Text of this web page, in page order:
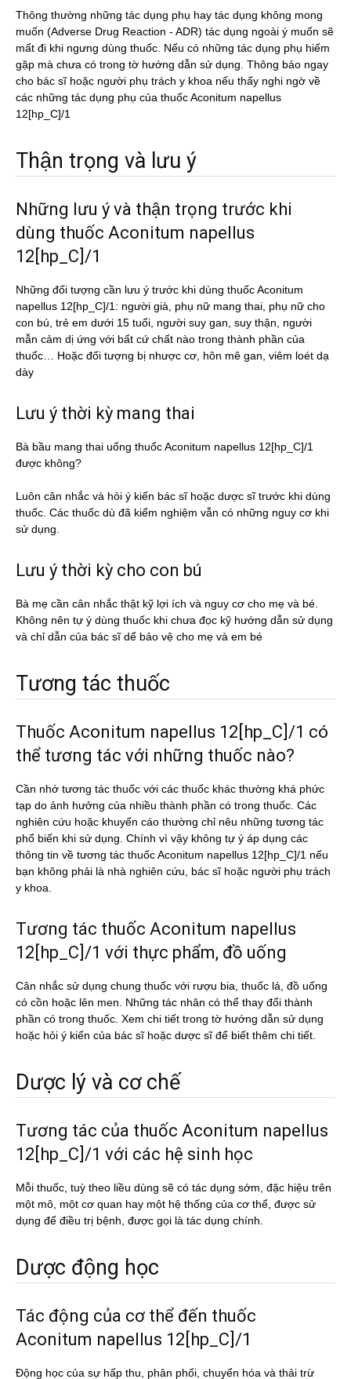
Thông thường những tác dụng phụ hay tác dụng không mong
muốn (Adverse Drug Reaction - ADR) tác dụng ngoài ý muốn sẽ
mất đi khi ngưng dùng thuốc. Nếu có những tác dụng phụ hiếm
gặp mà chưa có trong tờ hướng dẫn sử dụng. Thông báo ngay
cho bác sĩ hoặc người phụ trách y khoa nếu thấy nghi ngờ về
các những tác dụng phụ của thuốc Aconitum napellus
12[hp_C]/1
Thận trọng và lưu ý
Những lưu ý và thận trọng trước khi
dùng thuốc Aconitum napellus
12[hp_C]/1
Những đối tượng cần lưu ý trước khi dùng thuốc Aconitum
napellus 12[hp_C]/1: người già, phụ nữ mang thai, phụ nữ cho
con bú, trẻ em dưới 15 tuổi, người suy gan, suy thận, người
mẫn cảm dị ứng với bất cứ chất nào trong thành phần của
thuốc… Hoặc đối tượng bị nhược cơ, hôn mê gan, viêm loét dạ
dày
Lưu ý thời kỳ mang thai
Bà bầu mang thai uống thuốc Aconitum napellus 12[hp_C]/1
được không?
Luôn cân nhắc và hỏi ý kiến bác sĩ hoặc dược sĩ trước khi dùng
thuốc. Các thuốc dù đã kiểm nghiệm vẫn có những nguy cơ khi
sử dụng.
Lưu ý thời kỳ cho con bú
Bà mẹ cần cân nhắc thật kỹ lợi ích và nguy cơ cho mẹ và bé.
Không nên tự ý dùng thuốc khi chưa đọc kỹ hướng dẫn sử dụng
và chỉ dẫn của bác sĩ dể bảo vệ cho mẹ và em bé
Tương tác thuốc
Thuốc Aconitum napellus 12[hp_C]/1 có
thể tương tác với những thuốc nào?
Cần nhớ tương tác thuốc với các thuốc khác thường khá phức
tạp do ảnh hưởng của nhiều thành phần có trong thuốc. Các
nghiên cứu hoặc khuyến cáo thường chỉ nêu những tương tác
phổ biến khi sử dụng. Chính vì vậy không tự ý áp dụng các
thông tin về tương tác thuốc Aconitum napellus 12[hp_C]/1 nếu
bạn không phải là nhà nghiên cứu, bác sĩ hoặc người phụ trách
y khoa.
Tương tác thuốc Aconitum napellus
12[hp_C]/1 với thực phẩm, đồ uống
Cân nhắc sử dụng chung thuốc với rượu bia, thuốc lá, đồ uống
có cồn hoặc lên men. Những tác nhân có thể thay đổi thành
phần có trong thuốc. Xem chi tiết trong tờ hướng dẫn sử dụng
hoặc hỏi ý kiến của bác sĩ hoặc dược sĩ để biết thêm chi tiết.
Dược lý và cơ chế
Tương tác của thuốc Aconitum napellus
12[hp_C]/1 với các hệ sinh học
Mỗi thuốc, tuỳ theo liều dùng sẽ có tác dụng sớm, đặc hiệu trên
một mô, một cơ quan hay một hệ thống của cơ thể, được sử
dụng để điều trị bệnh, được gọi là tác dụng chính.
Dược động học
Tác động của cơ thể đến thuốc
Aconitum napellus 12[hp_C]/1
Động học của sự hấp thu, phân phối, chuyển hóa và thải trừ